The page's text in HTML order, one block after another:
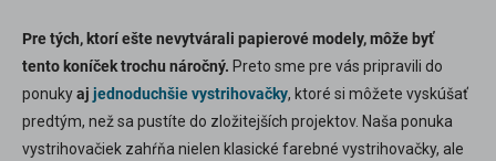
Pre tých, ktorí ešte nevytvárali papierové modely, môže byť
tento koníček trochu náročný. Preto sme pre vás pripravili do
ponukyaj jednoduchšie vystrihovačky, ktoré si môžete vyskúšať
predtým, než sa pustíte do zložitejších projektov. Naša ponuka
vystrihovačiek zahŕňa nielen klasické farebné vystrihovačky, ale